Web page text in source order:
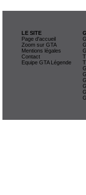
LE SITE
Page d'accueil
Zoom sur GTA
Mentions légales
Contact
Equipe GTA Légende